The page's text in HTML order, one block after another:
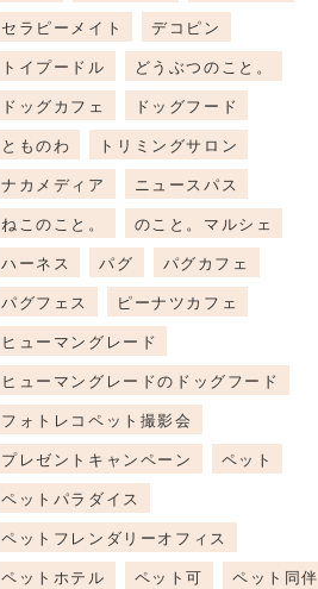
セラピーメイト
デコピン
トイプードル
どうぶつのこと。
ドッグカフェ
ドッグフード
とものわ
トリミングサロン
ナカメディア
ニュースパス
ねこのこと。
のこと。マルシェ
ハーネス
パグ
パグカフェ
パグフェス
ピーナツカフェ
ヒューマングレード
ヒューマングレードのドッグフード
フォトレコペット撮影会
プレゼントキャンペーン
ペット
ペットパラダイス
ペットフレンダリーオフィス
ペットホテル
ペット可
ペット同伴